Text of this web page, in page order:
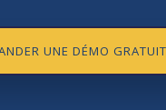
UNE DÉMO